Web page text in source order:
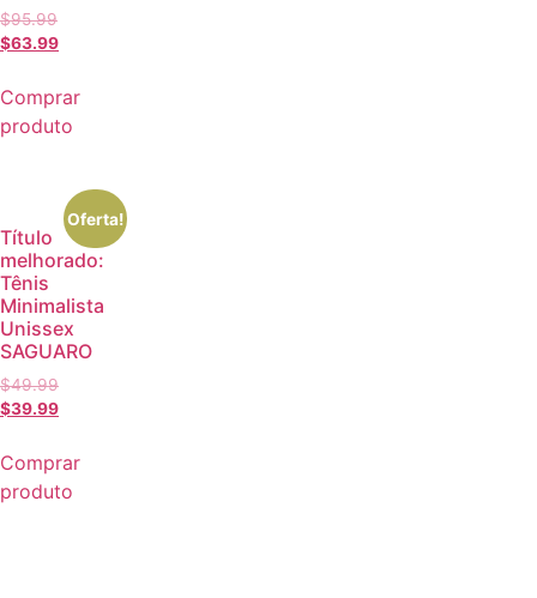
$95.99
$63.99
Comprar
produto
Oferta!
Título
melhorado:
Tênis
Minimalista
Unissex
SAGUARO
$49.99
$39.99
Comprar
produto